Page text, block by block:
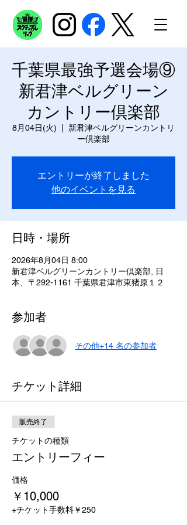
千葉県最強予選会場⑨
新君津ベルグリーン
カントリー倶楽部
8月04日(火)
新君津ベルグリーンカントリ
ー倶楽部
エントリーが終了しました
他のイベントを見る
日時・場所
2026年8月04日 8:00
新君津ベルグリーンカントリー倶楽部, 日
本、〒292-1161 千葉県君津市東猪原１２
参加者
その他+14 名の参加者
チケット詳細
販売終了
チケットの種類
エントリーフィー
価格
￥10,000
+チケット手数料￥250